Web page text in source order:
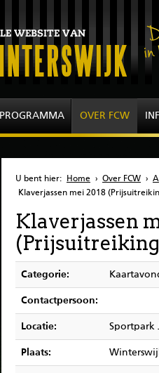
PROGRAMMA OVER FCW
U bent hier: Home › Over FCW ›
Klaverjassen mei 2018
Klaverjassen
Categorie:
Contactpersoon:
Locatie: Sportpark
Plaats: